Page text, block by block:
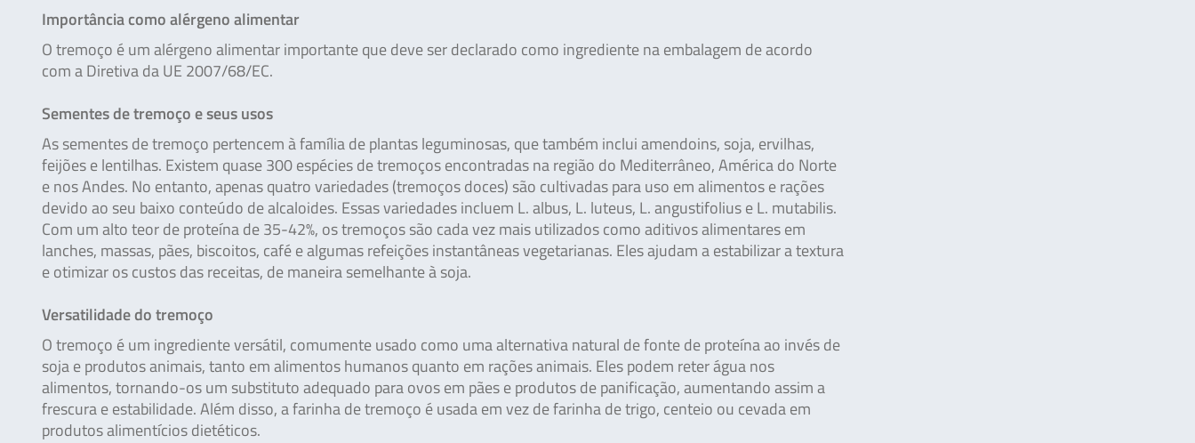
Importância como alérgeno alimentar
O tremoço é um alérgeno alimentar importante que deve ser declarado como ingrediente na embalagem de acordo
com a Diretiva da UE 2007/68/EC.
Sementes de tremoço e seus usos
As sementes de tremoço pertencem à família de plantas leguminosas, que também inclui amendoins, soja, ervilhas,
feijões e lentilhas. Existem quase 300 espécies de tremoços encontradas na região do Mediterrâneo, América do Norte
e nos Andes. No entanto, apenas quatro variedades (tremoços doces) são cultivadas para uso em alimentos e rações
devido ao seu baixo conteúdo de alcaloides. Essas variedades incluem L. albus, L. luteus, L. angustifolius e L. mutabilis.
Com um alto teor de proteína de 35-42%, os tremoços são cada vez mais utilizados como aditivos alimentares em
lanches, massas, pães, biscoitos, café e algumas refeições instantâneas vegetarianas. Eles ajudam a estabilizar a textura
e otimizar os custos das receitas, de maneira semelhante à soja.
Versatilidade do tremoço
O tremoço é um ingrediente versátil, comumente usado como uma alternativa natural de fonte de proteína ao invés de
soja e produtos animais, tanto em alimentos humanos quanto em rações animais. Eles podem reter água nos
alimentos, tornando-os um substituto adequado para ovos em pães e produtos de panificação, aumentando assim a
frescura e estabilidade. Além disso, a farinha de tremoço é usada em vez de farinha de trigo, centeio ou cevada em
produtos alimentícios dietéticos.